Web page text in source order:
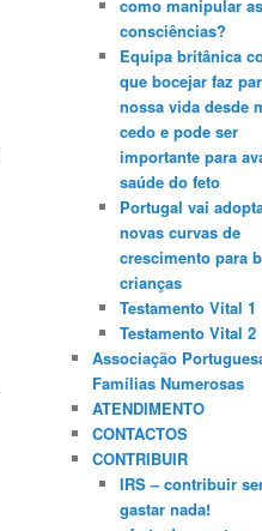
como manipular as
consciências?
Equipa britânica
que bocejar faz
nossa vida desde
cedo e pode ser
importante para
saúde do feto
Portugal vai
novas curvas de
crescimento para
crianças
Testamento Vital 1
Testamento Vital 2
Associação
Famílias Numerosas
ATENDIMENTO
CONTACTOS
CONTRIBUIR
IRS – contribuir
gastar nada!